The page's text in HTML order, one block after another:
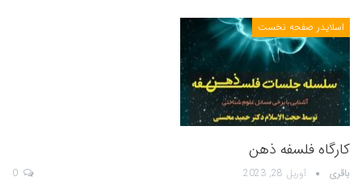
اسلایدر صفحه نخست
کارگاه فلسفه ذهن
باقری آوریل 28, 2023